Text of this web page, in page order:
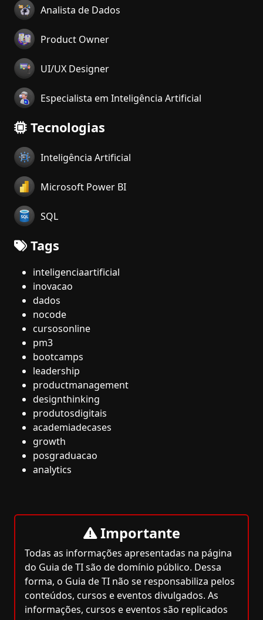
Analista de Dados
Product Owner
UI/UX Designer
Especialista em Inteligência Artificial
Tecnologias
Inteligência Artificial
Microsoft Power BI
SQL
Tags
inteligenciaartificial
inovacao
dados
nocode
cursosonline
pm3
bootcamps
leadership
productmanagement
designthinking
produtosdigitais
academiadecases
growth
posgraduacao
analytics
Importante
Todas as informações apresentadas na página
do Guia de TI são de domínio público. Dessa
forma, o Guia de TI não se responsabiliza pelos
conteúdos, cursos e eventos divulgados. As
informações, cursos e eventos são replicados